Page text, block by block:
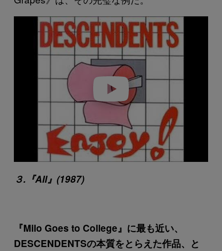
３.『All』(1987)
『Milo Goes to College』に最も近い、
DESCENDENTSの本質をとらえた作品、と